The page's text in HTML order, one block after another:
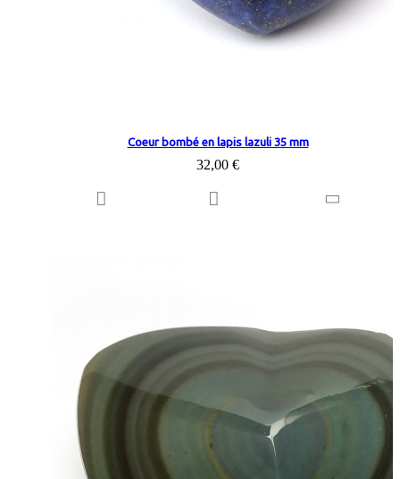
Coeur bombé en lapis lazuli 35 mm
32,00 €